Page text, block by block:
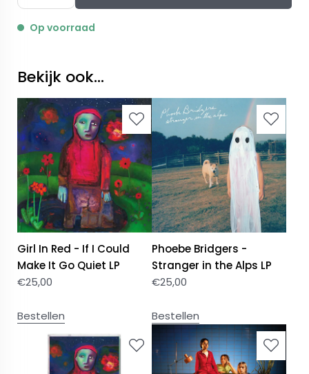
Op voorraad
Bekijk ook...
Girl In Red - If I Could
Make It Go Quiet LP
€25,00
Bestellen
Phoebe Bridgers -
Stranger in the Alps LP
€25,00
Bestellen